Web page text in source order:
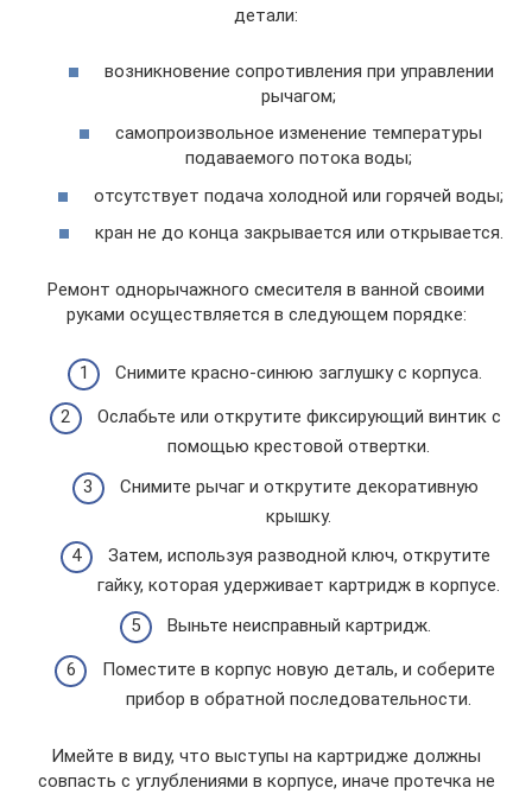
детали:
возникновение сопротивления при управлении
рычагом;
самопроизвольное изменение температуры
подаваемого потока воды;
отсутствует подача холодной или горячей воды;
кран не до конца закрывается или открывается.
Ремонт однорычажного смесителя в ванной своими
руками осуществляется в следующем порядке:
Снимите красно-синюю заглушку с корпуса.
Ослабьте или открутите фиксирующий винтик с
помощью крестовой отвертки.
Снимите рычаг и открутите декоративную
крышку.
Затем, используя разводной ключ, открутите
гайку, которая удерживает картридж в корпусе.
Выньте неисправный картридж.
Поместите в корпус новую деталь, и соберите
прибор в обратной последовательности.
Имейте в виду, что выступы на картридже должны
совпасть с углублениями в корпусе, иначе протечка не